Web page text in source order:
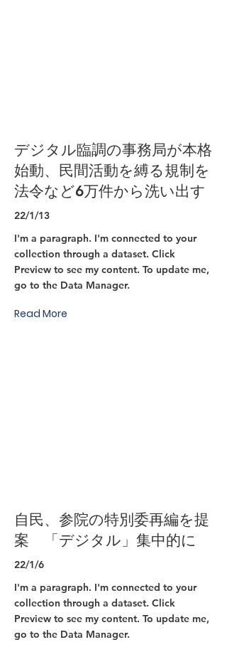
デジタル臨調の事務局が本格
始動、民間活動を縛る規制を
法令など6万件から洗い出す
22/1/13
I'm a paragraph. I'm connected to your
collection through a dataset. Click
Preview to see my content. To update me,
go to the Data Manager.
Read More
自民、参院の特別委再編を提
案 「デジタル」集中的に
22/1/6
I'm a paragraph. I'm connected to your
collection through a dataset. Click
Preview to see my content. To update me,
go to the Data Manager.